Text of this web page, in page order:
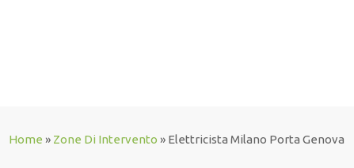
Home » Zone Di Intervento » Elettricista Milano Porta Genova